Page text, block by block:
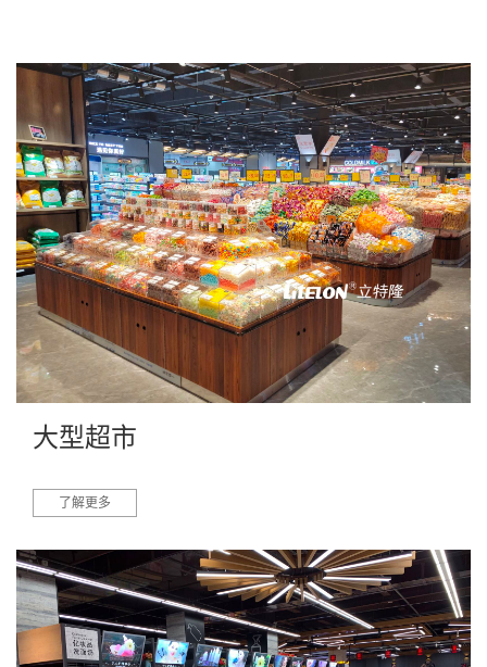
大型超市
了解更多